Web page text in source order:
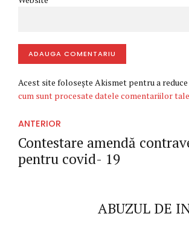
ADAUGA COMENTARIU
Acest site folosește Akismet pentru a
cum sunt procesate datele comentariilor tale
ANTERIOR
Contestare amendă
pentru covid- 19
ABUZUL DE